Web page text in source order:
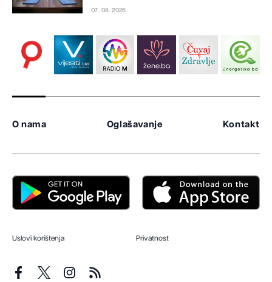
07. 08. 2026.
O nama Oglašavanje Kontakt
Uslovi korištenja Privatnost